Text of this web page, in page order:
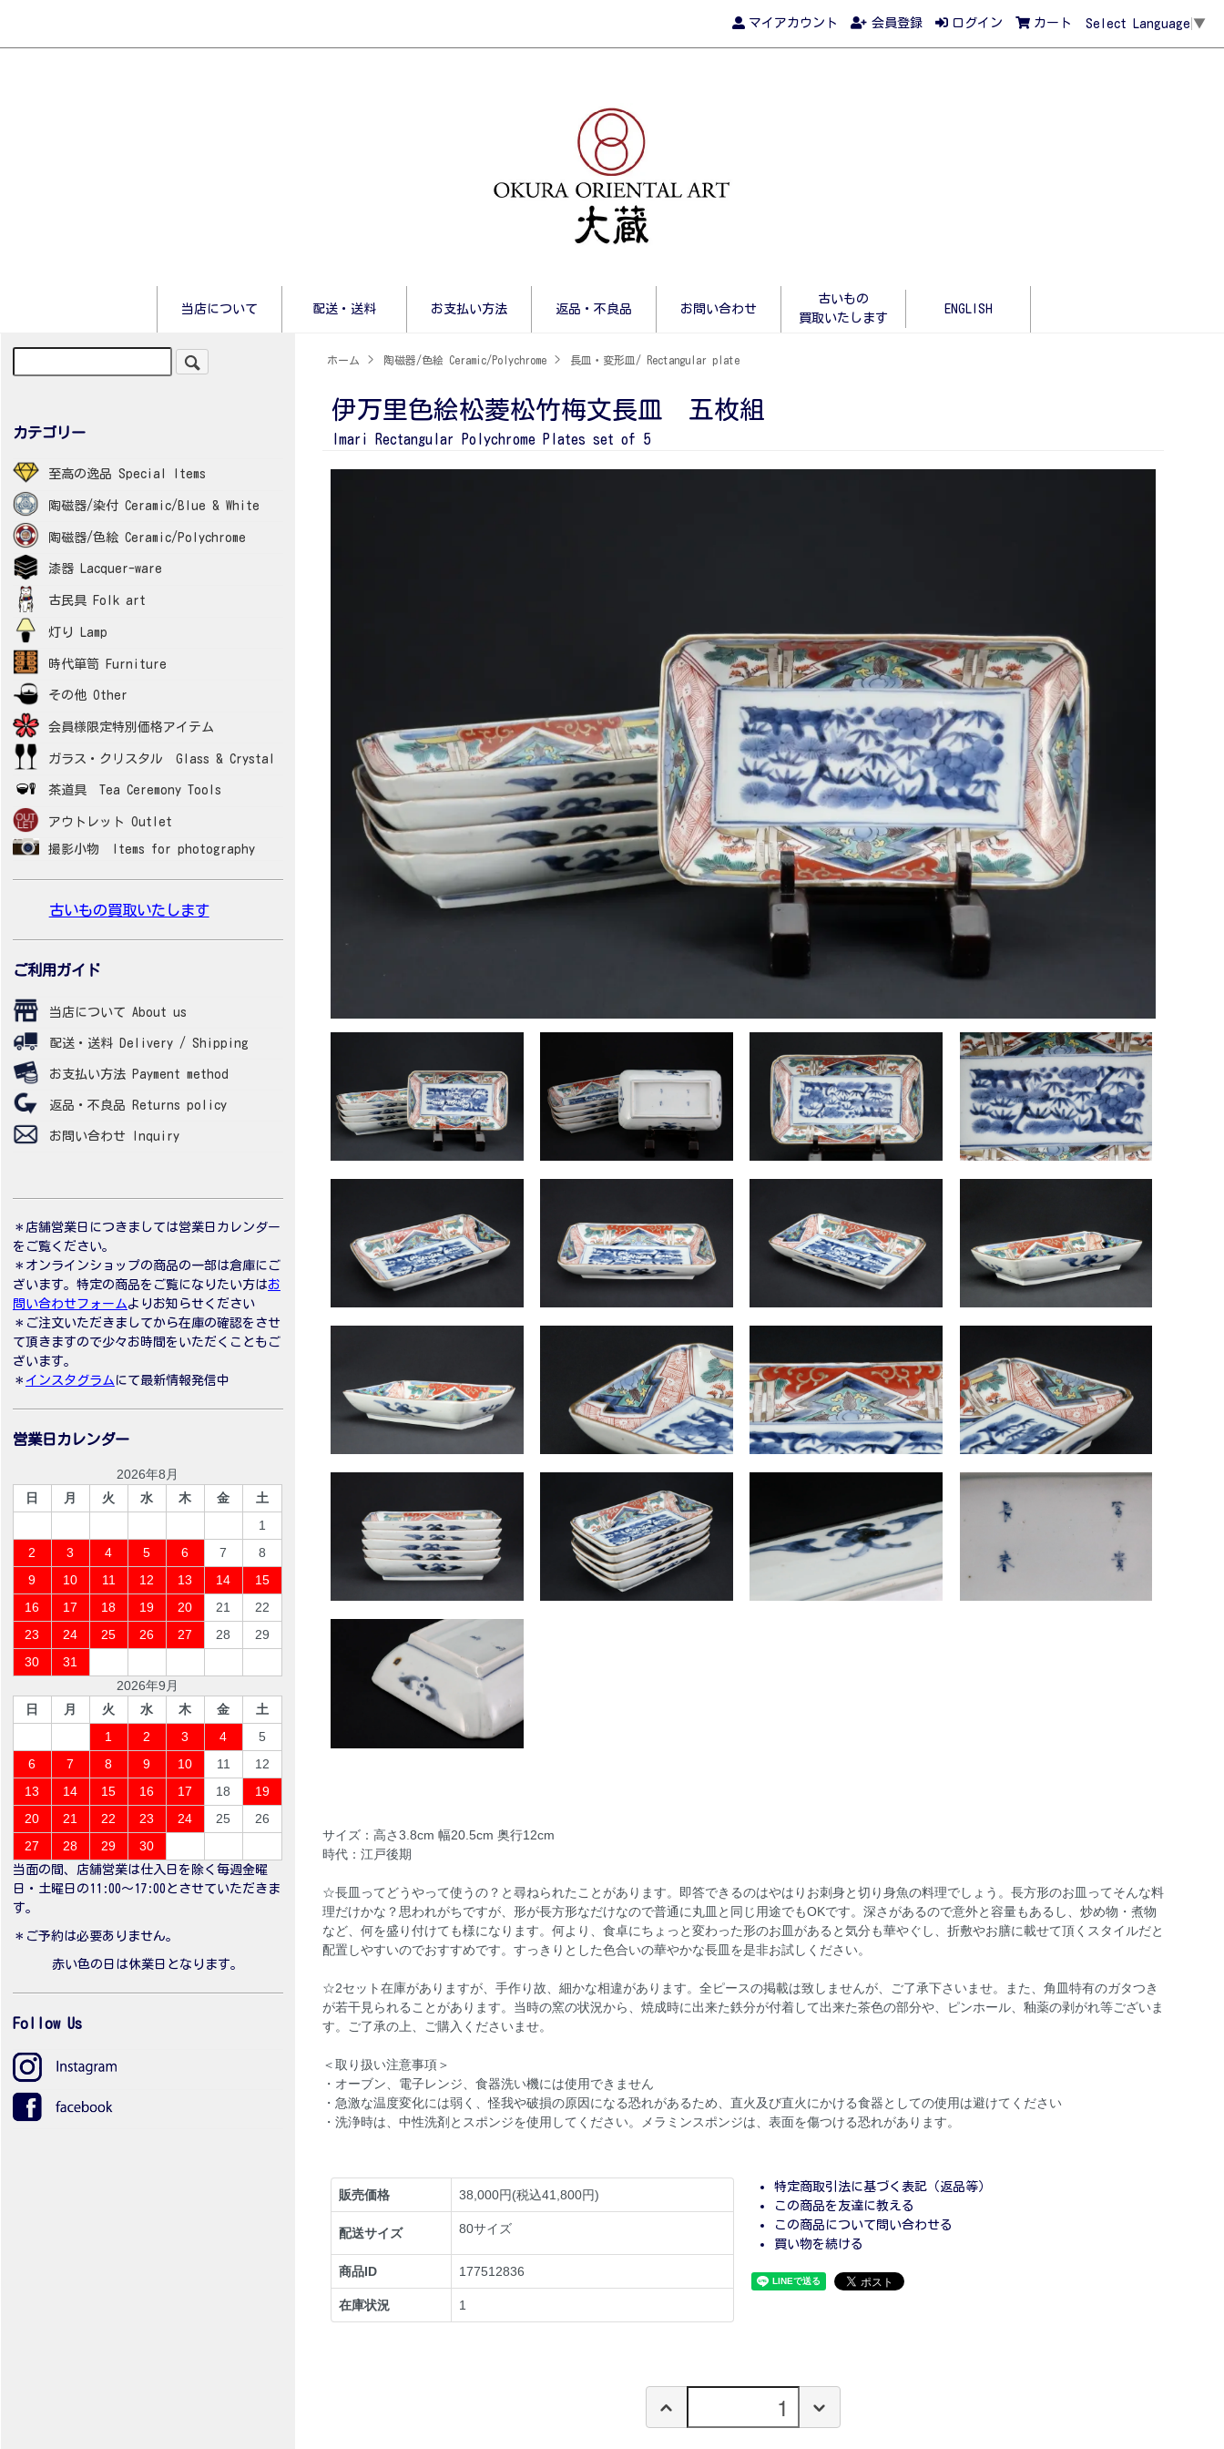
マイアカウント 会員登録 ログイン カート Select Language ▼
当店について 配送・送料 お支払い方法 返品・不良品 お問い合わせ
古いもの
買取いたします
ENGLISH
ホーム > 陶磁器/色絵 Ceramic/Polychrome > 長皿・変形皿/ Rectangular plate
伊万里色絵松菱松竹梅文長皿 五枚組
Imari Rectangular Polychrome Plates set of 5
サイズ：高さ3.8cm 幅20.5cm 奥行12cm
時代：江戸後期
☆長皿ってどうやって使うの？と尋ねられたことがあります。即答できるのはやはりお刺身と切り身魚の料理でしょう。長方形のお皿ってそんな料
理だけかな？思われがちですが、形が長方形なだけなので普通に丸皿と同じ用途でもOKです。深さがあるので意外と容量もあるし、炒め物・煮物
など、何を盛り付けても様になります。何より、食卓にちょっと変わった形のお皿があると気分も華やぐし、折敷やお膳に載せて頂くスタイルだと
配置しやすいのでおすすめです。すっきりとした色合いの華やかな長皿を是非お試しください。
☆2セット在庫がありますが、手作り故、細かな相違があります。全ピースの掲載は致しませんが、ご了承下さいませ。また、角皿特有のガタつき
が若干見られることがあります。当時の窯の状況から、焼成時に出来た鉄分が付着して出来た茶色の部分や、ピンホール、釉薬の剥がれ等ございま
す。ご了承の上、ご購入くださいませ。
＜取り扱い注意事項＞
・オーブン、電子レンジ、食器洗い機には使用できません
・急激な温度変化には弱く、怪我や破損の原因になる恐れがあるため、直火及び直火にかける食器としての使用は避けてください
・洗浄時は、中性洗剤とスポンジを使用してください。メラミンスポンジは、表面を傷つける恐れがあります。
販売価格 38,000円(税込41,800円)
配送サイズ 80サイズ
商品ID 177512836
在庫状況 1
特定商取引法に基づく表記（返品等）
この商品を友達に教える
この商品について問い合わせる
買い物を続ける
カテゴリー
至高の逸品 Special Items
陶磁器/染付 Ceramic/Blue & White
陶磁器/色絵 Ceramic/Polychrome
漆器 Lacquer-ware
古民具 Folk art
灯り Lamp
時代箪笥 Furniture
その他 Other
会員様限定特別価格アイテム
ガラス・クリスタル Glass & Crystal
茶道具 Tea Ceremony Tools
アウトレット Outlet
撮影小物 Items for photography
古いもの買取いたします
ご利用ガイド
当店について About us
配送・送料 Delivery / Shipping
お支払い方法 Payment method
返品・不良品 Returns policy
お問い合わせ Inquiry
＊店舗営業日につきましては営業日カレンダー
をご覧ください。
＊オンラインショップの商品の一部は倉庫にご
ざいます。特定の商品をご覧になりたい方はお
問い合わせフォーム よりお知らせください
＊ご注文いただきましてから在庫の確認をさせ
て頂きますので少々お時間をいただくこともご
ざいます。
＊ インスタグラム にて最新情報発信中
営業日カレンダー
2026年8月
日
月 火 水 木 金
土
1
2
3 4 5 6 7
8
9
10 11 12 13 14
15
16
17 18 19 20 21
22
23
24 25 26 27 28
29
30
31
2026年9月
日
月 火 水 木 金
土
1
2 3 4
5
6
7 8 9 10 11
12
13
14 15 16 17 18
19
20
21 22 23 24 25
26
27
28 29 30
当面の間、店舗営業は仕入日を除く毎週金曜
日・土曜日の11:00〜17:00とさせていただきま
す。
＊ご予約は必要ありません。
赤い色の日は休業日となります。
Follow Us